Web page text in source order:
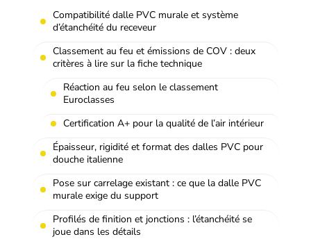
Compatibilité dalle PVC murale et système
d’étanchéité du receveur
Classement au feu et émissions de COV : deux
critères à lire sur la fiche technique
Réaction au feu selon le classement
Euroclasses
Certification A+ pour la qualité de l’air intérieur
Épaisseur, rigidité et format des dalles PVC pour
douche italienne
Pose sur carrelage existant : ce que la dalle PVC
murale exige du support
Profilés de finition et jonctions : l’étanchéité se
joue dans les détails